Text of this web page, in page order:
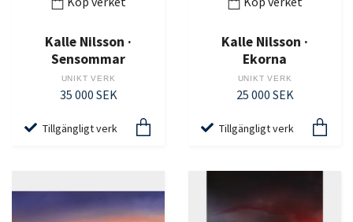
Kalle Nilsson ·
Sensommar
UNIKT VERK
35 000 SEK
Tillgängligt verk
Kalle Nilsson ·
Ekorna
UNIKT VERK
25 000 SEK
Tillgängligt verk